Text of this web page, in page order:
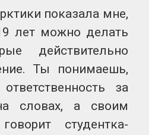
показала мне,
лет можно делать
действительно
Ты понимаешь,
за
словах, а своим
студентка-